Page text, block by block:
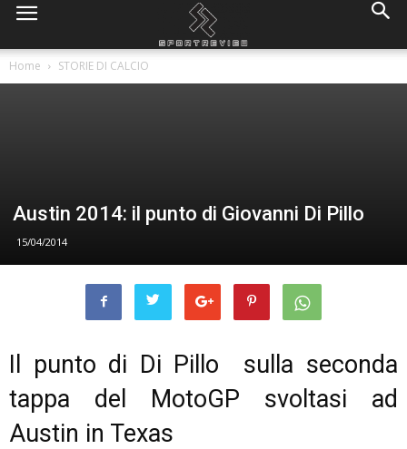
Home STORIE DI CALCIO
Austin 2014: il punto di Giovanni Di Pillo
15/04/2014
Il punto di Di Pillo sulla seconda
tappa del MotoGP svoltasi ad
Austin in Texas